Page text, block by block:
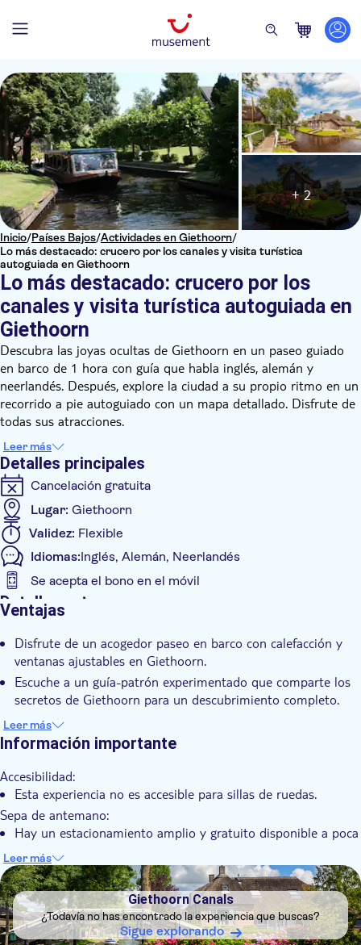
Inicio/Países Bajos/Actividades en Giethoorn/
Lo más destacado: crucero por los canales y visita turística
autoguiada en Giethoorn
Lo más destacado: crucero por los
canales y visita turística autoguiada en
Giethoorn
+ 2
Descubra las joyas ocultas de Giethoorn en un paseo guiado
en barco de 1 hora con guía que habla inglés, alemán y
neerlandés. Después, explore la ciudad a su propio ritmo en un
recorrido a pie autoguiado con un mapa detallado. Disfrute de
todas sus atracciones.
Comience su viaje en Giethoorn a bordo de un cómodo barco
turístico cubierto y climatizado. Esto lo hace ideal para
cualquier clima, y en verano, las ventanas se pueden abrir para
disfrutar de una brisa fresca. Su capitán no solo es un experto
en la navegación en las aguas de Giethoorn, sino que también
su guía habla inglés, alemán y holandés. Durante el recorrido
de una hora, compartirán historias fascinantes e información
sobre el pueblo, sus monumentos y su historia. Mientras
navega por el pueblo y sobre el lago, de tan solo un metro de
profundidad, disfrutará de unas vistas impresionantes.
Tras el paseo en barco, recibirá un práctico mapa y entradas
mapa le guiará a muchas de las atracciones de Giethoorn. Le
ofrece la oportunidad de pasear por las tranquilas calles a su
propio ritmo, pudiendo visitar las tiendas y museos que ya
haya visto en el barco. Este paseo autoguiado le brinda la
oportunidad de profundizar en la cultura y la historia de este
pueblo. Este tour combina a la perfección la relajación de un
brindándole una experiencia completa de Giethoorn.
Leer más
Detalles principales
Cancelación gratuita
Lugar: Giethoorn
Validez: Flexible
Idiomas:Inglés, Alemán, Neerlandés
Se acepta el bono en el móvil
Detalles extra
Confirmación al momento
Visita guiada
Local touch
Se admiten mascotas
Ventajas
Disfrute de un acogedor paseo en barco con calefacción y
ventanas ajustables en Giethoorn.
Escuche a un guía-patrón experimentado que comparte los
secretos de Giethoorn para un descubrimiento completo.
Obtenga un mapa gratuito para una exploración autoguiada
del pintoresco encanto de Giethoorn.
Leer más
Información importante
Accesibilidad:
Esta experiencia no es accesible para sillas de ruedas.
Sepa de antemano:
Hay un estacionamiento amplio y gratuito disponible a poca
distancia del lugar.
Leer más
DSA1Giethoorn Canals
Giethoorn Canals
¿Todavía no has encontrado la experiencia que buscas?
Sigue explorando